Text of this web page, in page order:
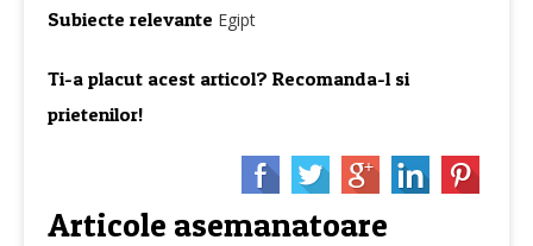
Subiecte relevante Egipt
Ti-a placut acest articol? Recomanda-l si
prietenilor!
Articole asemanatoare